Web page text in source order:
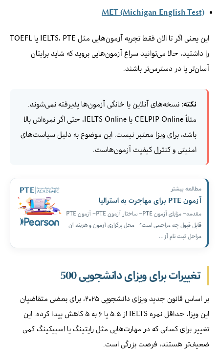
MET (Michigan English Test)
این یعنی اگر تا الان فقط تجربه آزمون‌هایی مثل IELTS، PTE یا TOEFL
را داشتید، حالا می‌توانید سراغ آزمون‌هایی بروید که شاید برایتان
آسان‌تر یا در دسترس‌تر باشند.
نکته: نسخه‌های آنلاین یا خانگی آزمون‌ها پذیرفته نمی‌شوند.
مثلاً CELPIP Online یا IELTS Online، حتی اگر نمره‌اش بالا
باشد، برای ویزا معتبر نیست. این موضوع به دلیل سیاست‌های
امنیتی و کنترل کیفیت آزمون‌هاست.
مطالعه بیشتر
آزمون PTE برای مهاجرت به استرالیا
مقدمه– مزایای آزمون PTE– ساختار آزمون PTE– آزمون PTE
قابل قبول چه مراجعی است؟– محل برگزاری آزمون و هزینه آن–
مراحل ثبت نام آز…
تغییرات برای ویزای دانشجویی 500
بر اساس قانون جدید ویزای دانشجویی ۲۰۲۵، برای بعضی متقاضیان
این ویزا، حداقل نمره IELTS از ۵.۵ یا ۶ به ۵ کاهش پیدا کرده. این
تغییر برای کسانی که در مهارت‌هایی مثل رایتینگ یا اسپیکینگ کمی
ضعیف‌تر هستند، فرصت بزرگی است.